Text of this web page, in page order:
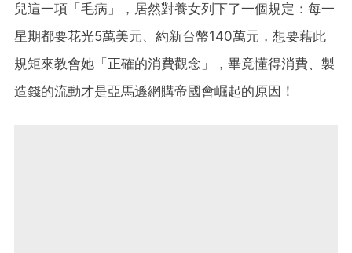
兒這一項「毛病」，居然對養女列下了一個規定：每一
星期都要花光5萬美元、約新台幣140萬元，想要藉此
規矩來教會她「正確的消費觀念」，畢竟懂得消費、製
造錢的流動才是亞馬遜網購帝國會崛起的原因！